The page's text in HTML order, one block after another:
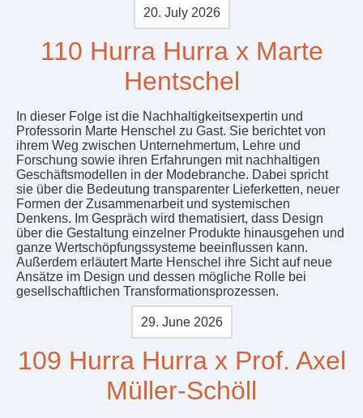
20. July 2026
110 Hurra Hurra x Marte
Hentschel
In dieser Folge ist die Nachhaltigkeitsexpertin und
Professorin Marte Henschel zu Gast. Sie berichtet von
ihrem Weg zwischen Unternehmertum, Lehre und
Forschung sowie ihren Erfahrungen mit nachhaltigen
Geschäftsmodellen in der Modebranche. Dabei spricht
sie über die Bedeutung transparenter Lieferketten, neuer
Formen der Zusammenarbeit und systemischen
Denkens. Im Gespräch wird thematisiert, dass Design
über die Gestaltung einzelner Produkte hinausgehen und
ganze Wertschöpfungssysteme beeinflussen kann.
Außerdem erläutert Marte Henschel ihre Sicht auf neue
Ansätze im Design und dessen mögliche Rolle bei
gesellschaftlichen Transformationsprozessen.
29. June 2026
109 Hurra Hurra x Prof. Axel
Müller-Schöll